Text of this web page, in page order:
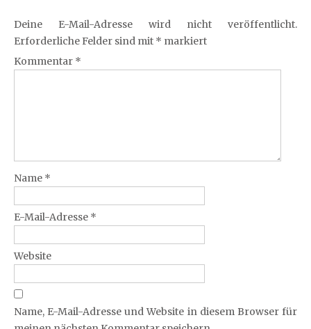
Deine E-Mail-Adresse wird nicht veröffentlicht.
Erforderliche Felder sind mit * markiert
Kommentar *
Name *
E-Mail-Adresse *
Website
Name, E-Mail-Adresse und Website in diesem Browser für